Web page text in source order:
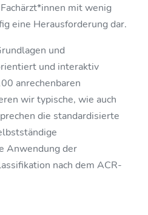
mit wenig
eine Herausforderung dar.
und
und interaktiv
anrechenbaren
wir typische, wie auch
die standardisierte
Anwendung der
nach dem ACR-